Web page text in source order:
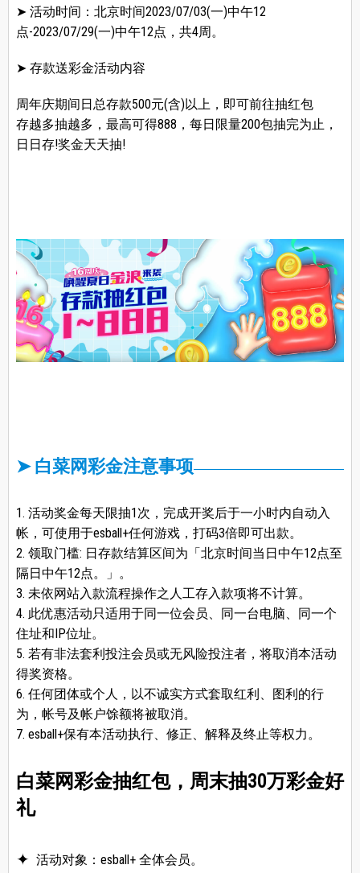
➤ 活动时间：北京时间2023/07/03(一)中午12
点-2023/07/29(一)中午12点，共4周。
➤ 存款送彩金活动内容
周年庆期间日总存款500元(含)以上，即可前往抽红包
存越多抽越多，最高可得888，每日限量200包抽完为止，
日日存!奖金天天抽!
➤ 白菜网彩金注意事项
1. 活动奖金每天限抽1次，完成开奖后于一小时内自动入
帐，可使用于esball+任何游戏，打码3倍即可出款。
2. 领取门槛: 日存款结算区间为「北京时间当日中午12点至
隔日中午12点。」。
3. 未依网站入款流程操作之人工存入款项将不计算。
4. 此优惠活动只适用于同一位会员、同一台电脑、同一个
住址和IP位址。
5. 若有非法套利投注会员或无风险投注者，将取消本活动
得奖资格。
6. 任何团体或个人，以不诚实方式套取红利、图利的行
为，帐号及帐户馀额将被取消。
7. esball+保有本活动执行、修正、解释及终止等权力。
白菜网彩金抽红包，周末抽30万彩金好
礼
活动对象：esball+ 全体会员。